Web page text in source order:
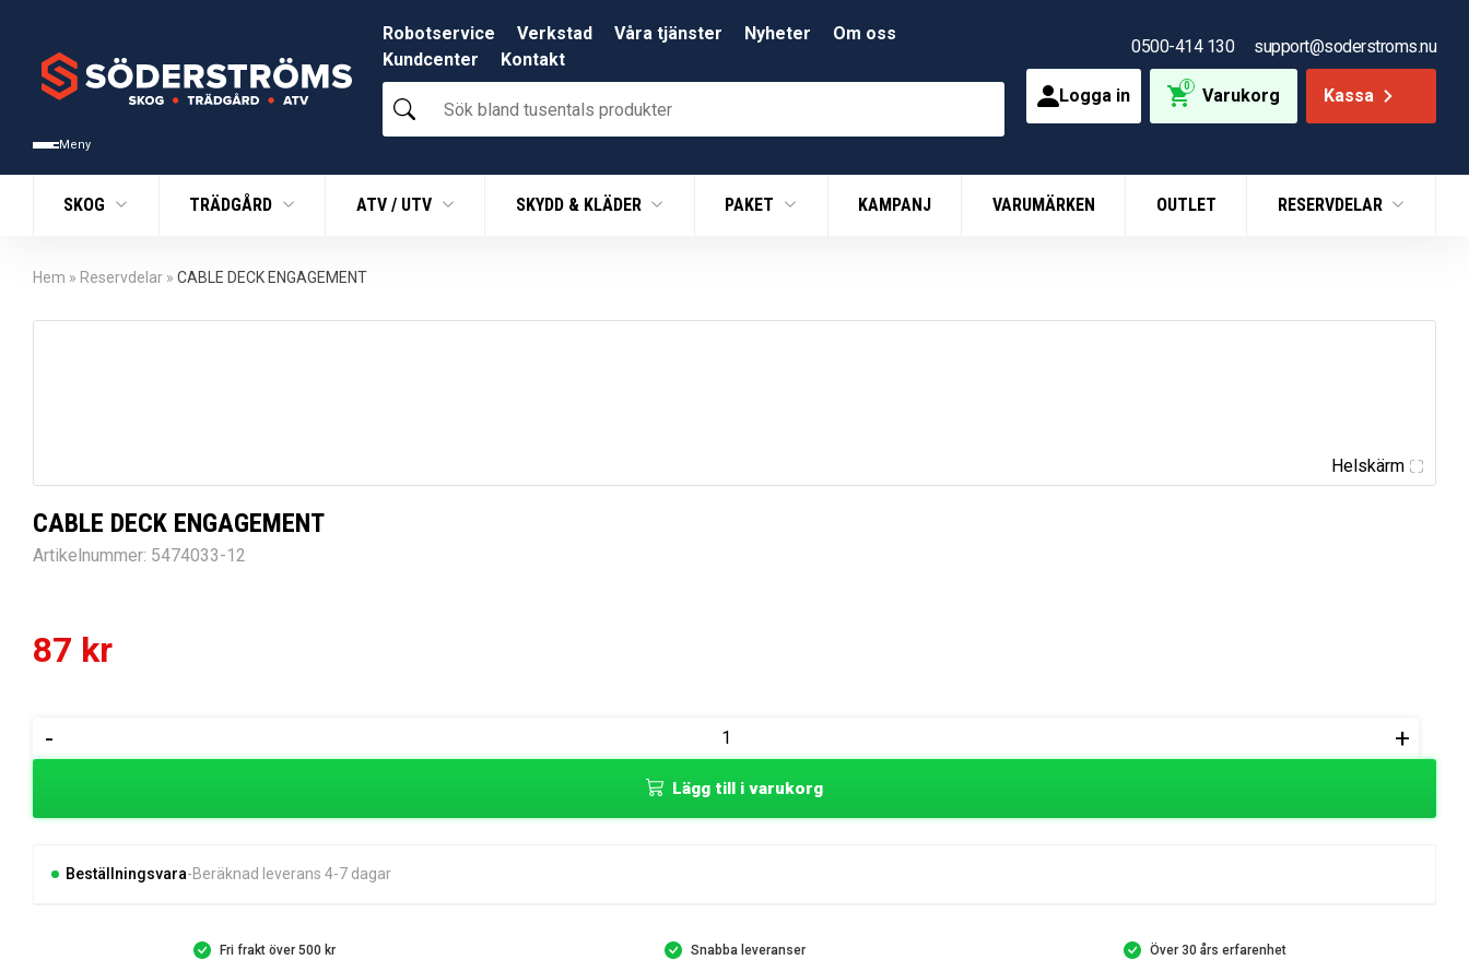
Meny
Robotservice Verkstad Våra tjänster Nyheter
Om oss
Kundcenter
Kontakt
Sök
bland
produkter
0500-414 130 support@soderstroms.nu
Logga in 0 Varukorg Kassa
SKOG TRÄDGÅRD ATV / UTV SKYDD & KLÄDER PAKET KAMPANJ VARUMÄRKEN OUTLET RESERVDELAR
Hem » Reservdelar » CABLE DECK ENGAGEMENT
Helskärm
CABLE DECK ENGAGEMENT
Artikelnummer: 5474033-12
87 kr
-
DECK
+
Lägg till i varukorg
Beställningsvara Beräknad leverans 4-7 dagar
Fri frakt över 500 kr Snabba leveranser Över 30 års erfarenhet